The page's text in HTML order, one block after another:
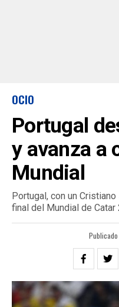
OCIO
Portugal
y avanza a
Mundial
Portugal, con un
final del Mundial de Catar
Publicado